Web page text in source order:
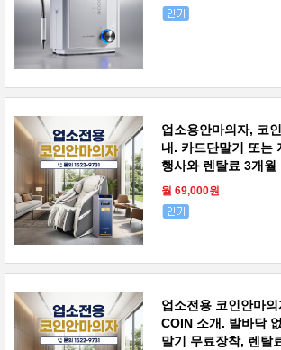
업소용안마의자, 코
내. 카드단말기 또는
행사와 렌탈료 3개월
월 69,000원
업소전용 코인안마
COIN 소개. 발바닥
말기 무료장착, 렌탈